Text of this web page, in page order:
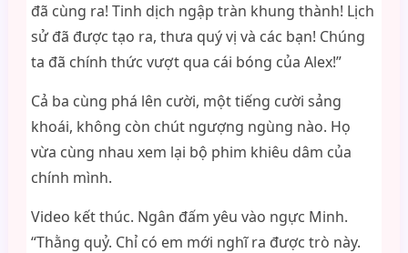
đã cùng ra! Tinh dịch ngập tràn khung thành! Lịch
sử đã được tạo ra, thưa quý vị và các bạn! Chúng
ta đã chính thức vượt qua cái bóng của Alex!”
Cả ba cùng phá lên cười, một tiếng cười sảng
khoái, không còn chút ngượng ngùng nào. Họ
vừa cùng nhau xem lại bộ phim khiêu dâm của
chính mình.
Video kết thúc. Ngân đấm yêu vào ngực Minh.
“Thằng quỷ. Chỉ có em mới nghĩ ra được trò này.